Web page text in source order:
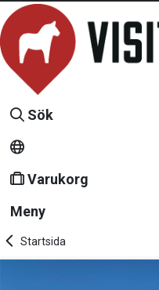
Sök
Varukorg
Meny
Startsida